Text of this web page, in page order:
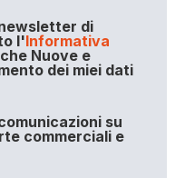
di
l'Informativa
Nuove e
dei miei dati
su
commerciali e